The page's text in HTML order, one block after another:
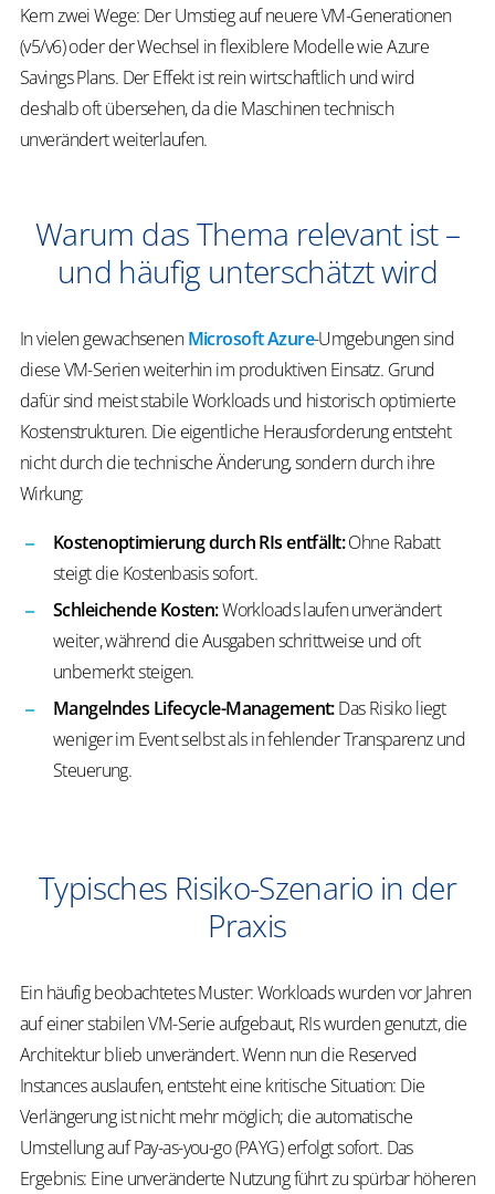
Kern zwei Wege: Der Umstieg auf neuere VM-Generationen
(v5/v6) oder der Wechsel in flexiblere Modelle wie Azure
Savings Plans. Der Effekt ist rein wirtschaftlich und wird
deshalb oft übersehen, da die Maschinen technisch
unverändert weiterlaufen.
Warum das Thema relevant ist –
und häufig unterschätzt wird
In vielen gewachsenenMicrosoft Azure-Umgebungen sind
diese VM-Serien weiterhin im produktiven Einsatz. Grund
dafür sind meist stabile Workloads und historisch optimierte
Kostenstrukturen. Die eigentliche Herausforderung entsteht
nicht durch die technische Änderung, sondern durch ihre
Wirkung:
Kostenoptimierung durch RIs entfällt:Ohne Rabatt
steigt die Kostenbasis sofort.
Schleichende Kosten:Workloads laufen unverändert
weiter, während die Ausgaben schrittweise und oft
unbemerkt steigen.
Mangelndes Lifecycle-Management:Das Risiko liegt
weniger im Event selbst als in fehlender Transparenz und
Steuerung.
Typisches Risiko-Szenario in der
Praxis
Ein häufig beobachtetes Muster: Workloads wurden vor Jahren
auf einer stabilen VM-Serie aufgebaut, RIs wurden genutzt, die
Architektur blieb unverändert. Wenn nun die Reserved
Instances auslaufen, entsteht eine kritische Situation: Die
Verlängerung ist nicht mehr möglich; die automatische
Umstellung auf Pay-as-you-go (PAYG) erfolgt sofort. Das
Ergebnis: Eine unveränderte Nutzung führt zu spürbar höheren